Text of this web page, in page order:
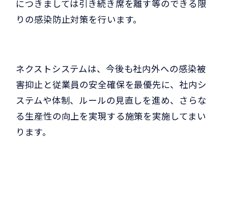
につきましては引き続き席を離す等のできる限
りの感染防止対策を行います。
ネクストシステムは、今後も社内外への感染被
害抑止と従業員の安全確保を最優先に、社内シ
ステムや体制、ルールの見直しを進め、さらな
る生産性の向上を実現する施策を実施してまい
ります。